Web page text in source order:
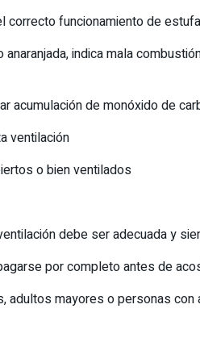
correcto funcionamiento de
indica mala
acumulación de monóxido de
ventilación
o bien ventilados
debe ser adecuada y
por completo antes de
adultos mayores o personas